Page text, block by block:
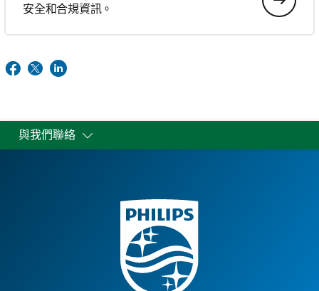
安全和合規資訊。
與我們聯絡